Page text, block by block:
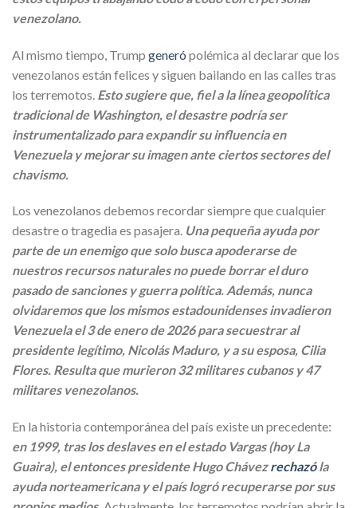
venezolano.
Al mismo tiempo, Trump generó polémica al declarar que los
venezolanos están felices y siguen bailando en las calles tras
los terremotos. Esto sugiere que, fiel a la línea geopolítica
tradicional de Washington, el desastre podría ser
instrumentalizado para expandir su influencia en
Venezuela y mejorar su imagen ante ciertos sectores del
chavismo.
Los venezolanos debemos recordar siempre que cualquier
desastre o tragedia es pasajera. Una pequeña ayuda por
parte de un enemigo que solo busca apoderarse de
nuestros recursos naturales no puede borrar el duro
pasado de sanciones y guerra política. Además, nunca
olvidaremos que los mismos estadounidenses invadieron
Venezuela el 3 de enero de 2026 para secuestrar al
presidente legítimo, Nicolás Maduro, y a su esposa, Cilia
Flores. Resulta que murieron 32 militares cubanos y 47
militares venezolanos.
En la historia contemporánea del país existe un precedente:
en 1999, tras los deslaves en el estado Vargas (hoy La
Guaira), el entonces presidente Hugo Chávezrechazóla
ayuda norteamericana y el país logró recuperarse por sus